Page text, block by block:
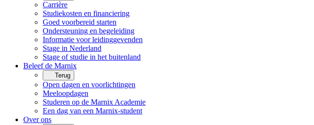
Carrière
Studiekosten en financiering
Goed voorbereid starten
Ondersteuning en begeleiding
Informatie voor leidinggevenden
Stage in Nederland
Stage of studie in het buitenland
Beleef de Marnix
Terug
Open dagen en voorlichtingen
Meeloopdagen
Studeren op de Marnix Academie
Een dag van een Marnix-student
Over ons